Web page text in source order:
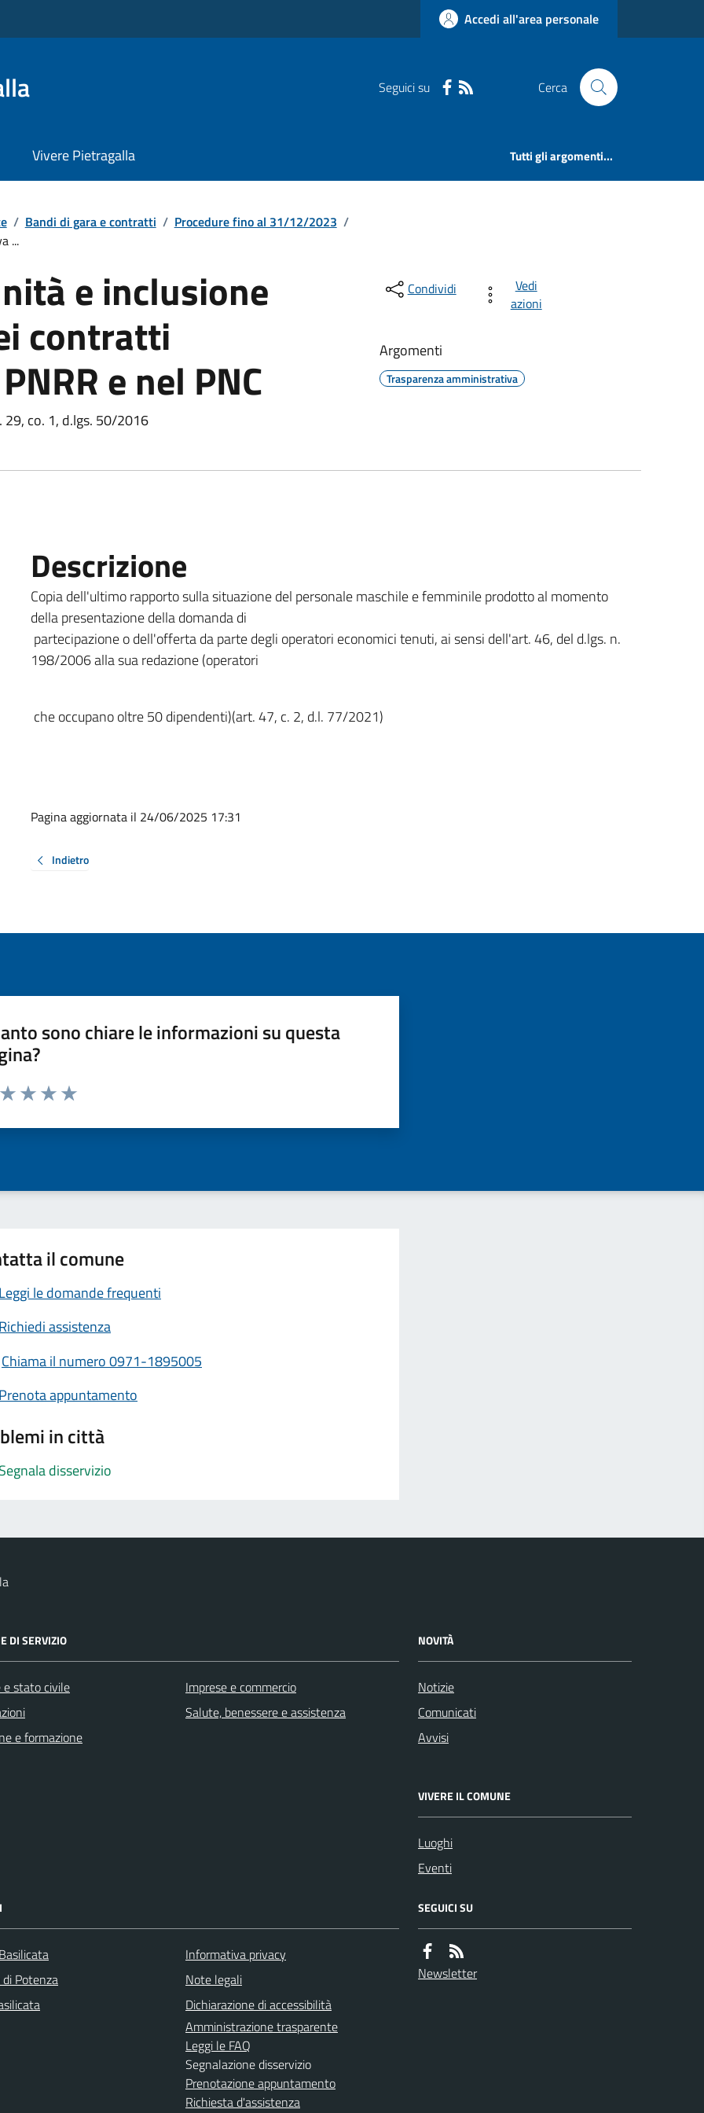
Accedi all'area personale
Seguici su Cerca
Vivere Pietragalla Tutti gli argomenti...
/ Bandi di gara e contratti / Procedure fino al 31/12/2023 /
...
e inclusione
contratti
e nel PNC
co. 1, d.lgs. 50/2016
Condividi
Vedi
azioni
Argomenti
Trasparenza amministrativa
Descrizione
Copia dell'ultimo rapporto sulla situazione del personale maschile e femminile prodotto al momento
della presentazione della domanda di
partecipazione o dell'offerta da parte degli operatori economici tenuti, ai sensi dell'art. 46, del d.lgs. n.
198/2006 alla sua redazione (operatori
che occupano oltre 50 dipendenti)(art. 47, c. 2, d.l. 77/2021)
Pagina aggiornata il 24/06/2025 17:31
Indietro
sono chiare le informazioni su questa
da 1 a 5 stelle la pagina
il comune
Leggi le domande frequenti
Richiedi assistenza
Chiama il numero 0971-1895005
Prenota appuntamento
in città
Segnala disservizio
DI SERVIZIO
e stato civile
e formazione
Imprese e commercio
Salute, benessere e assistenza
NOVITÀ
Notizie
Comunicati
Avvisi
VIVERE IL COMUNE
Luoghi
Eventi
Potenza
Informativa privacy
Note legali
Dichiarazione di accessibilità
Amministrazione trasparente
Leggi le FAQ
Segnalazione disservizio
Prenotazione appuntamento
Richiesta d'assistenza
SEGUICI SU
Newsletter